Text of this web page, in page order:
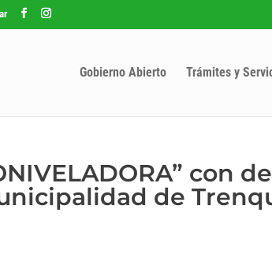
Gobierno Abierto Trámites y
con
de